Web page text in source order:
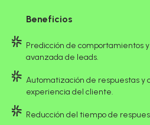
Beneficios
Predicción de comportamientos
avanzada de leads.
Automatización de respuestas y
experiencia del cliente.
Reducción del tiempo de